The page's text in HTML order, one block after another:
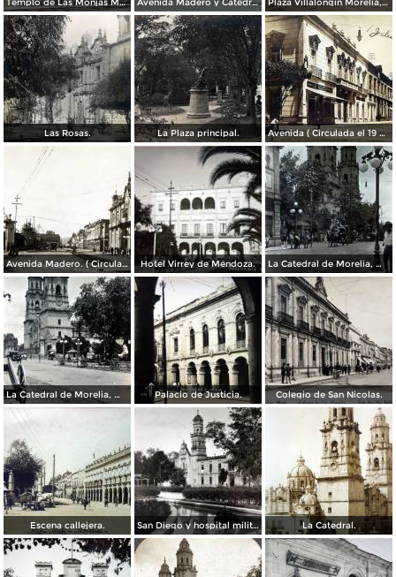
Las Rosas. La Plaza principal. Avenida ( Circulada el 19 de Marzo de 1922 ).
Avenida Madero. ( Circulada el 19 de Marzo de 1922 ). Hotel Virrey de Mendoza. La Catedral de Morelia, Michoacán.
La Catedral de Morelia, Michoacán. Palacio de Justicia. Colegio de San Nicolas.
Escena callejera. San Diego y hospital militar. La Catedral.